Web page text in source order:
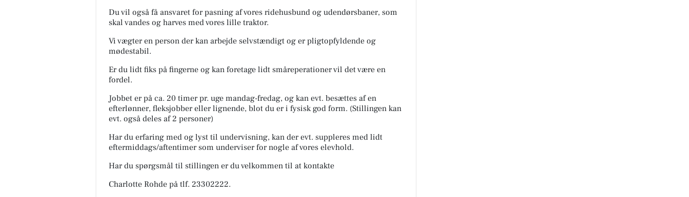
Du vil også få ansvaret for pasning af vores ridehusbund og udendørsbaner, som
skal vandes og harves med vores lille traktor.
Vi vægter en person der kan arbejde selvstændigt og er pligtopfyldende og
mødestabil.
Er du lidt fiks på fingerne og kan foretage lidt småreperationer vil det være en
fordel.
Jobbet er på ca. 20 timer pr. uge mandag-fredag, og kan evt. besættes af en
efterlønner, fleksjobber eller lignende, blot du er i fysisk god form. (Stillingen kan
evt. også deles af 2 personer)
Har du erfaring med og lyst til undervisning, kan der evt. suppleres med lidt
eftermiddags/aftentimer som underviser for nogle af vores elevhold.
Har du spørgsmål til stillingen er du velkommen til at kontakte
Charlotte Rohde på tlf. 23302222.